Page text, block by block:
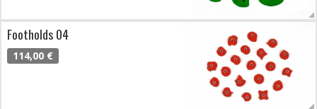
Footholds 04
114,00 €